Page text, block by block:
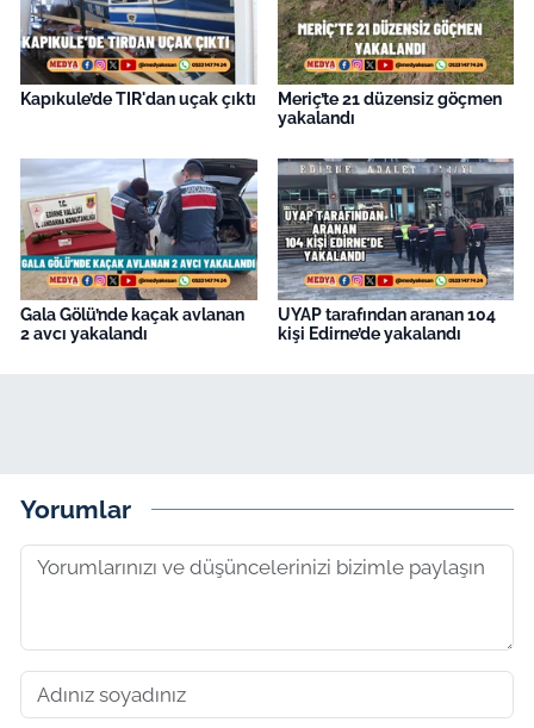
Kapıkule’de TIR'dan uçak çıktı
Meriç’te 21 düzensiz göçmen
yakalandı
Gala Gölü’nde kaçak avlanan
2 avcı yakalandı
UYAP tarafından aranan 104
kişi Edirne’de yakalandı
Yorumlar